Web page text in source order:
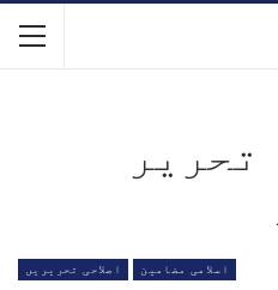
تحریر
اسلامی مضامین اصلاحی تحریریں